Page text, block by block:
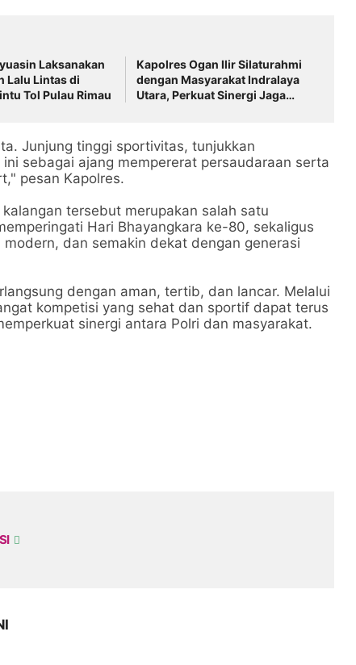
Laksanakan
Lalu Lintas di
Tol Pulau Rimau
Kapolres Ogan Ilir Silaturahmi
dengan Masyarakat Indralaya
Utara, Perkuat Sinergi Jaga
Junjung tinggi sportivitas, tunjukkan
sebagai ajang mempererat persaudaraan serta
pesan Kapolres.
tersebut merupakan salah satu
Hari Bhayangkara ke-80, sekaligus
dan semakin dekat dengan generasi
dengan aman, tertib, dan lancar. Melalui
kompetisi yang sehat dan sportif dapat terus
sinergi antara Polri dan masyarakat.